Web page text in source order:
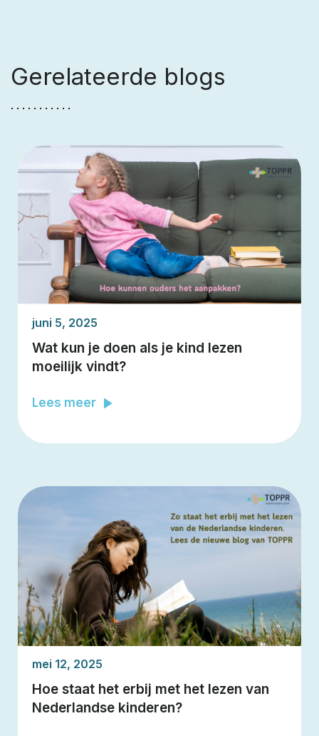
Gerelateerde blogs
...........
juni 5, 2025
Wat kun je doen als je kind lezen
moeilijk vindt?
Lees meer
mei 12, 2025
Hoe staat het erbij met het lezen van
Nederlandse kinderen?